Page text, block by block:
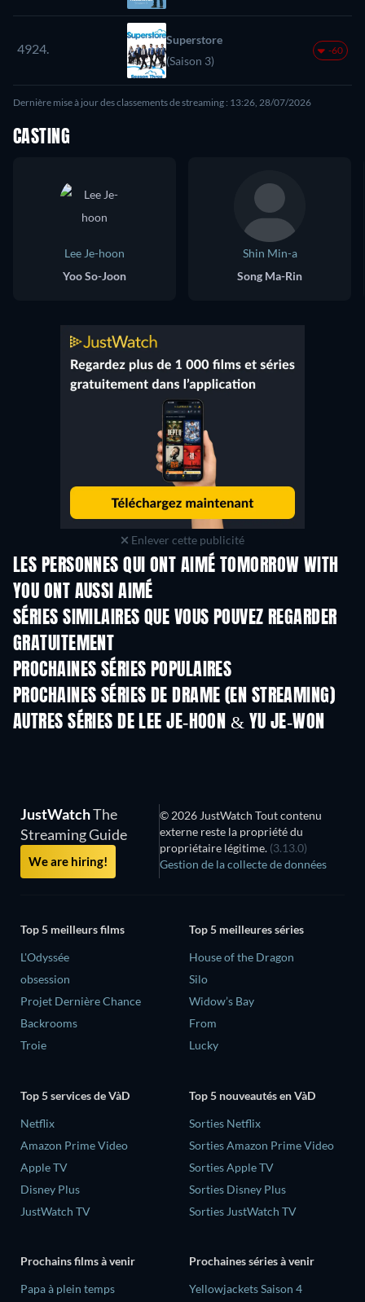
4924.
Superstore
(Saison 3)
-60
Dernière mise à jour des classements de streaming : 13:26, 28/07/2026
CASTING
Lee Je-hoon
Yoo So-Joon
Shin Min-a
Song Ma-Rin
Enlever cette publicité
LES PERSONNES QUI ONT AIMÉ TOMORROW WITH
YOU ONT AUSSI AIMÉ
Série
SÉRIES SIMILAIRES QUE VOUS POUVEZ REGARDER
GRATUITEMENTSérie
PROCHAINES SÉRIES POPULAIRES
Série Série
PROCHAINES SÉRIES DE DRAME (EN STREAMING)
Saison 4 Saison 6
AUTRES SÉRIES DE LEE JE-HOON & YU JE-WON
Série Série
JustWatchThe
Streaming Guide
We are hiring!
© 2026 JustWatch Tout contenu
externe reste la propriété du
propriétaire légitime. (3.13.0)
Gestion de la collecte de données
Top 5 meilleurs films
L'Odyssée
obsession
Projet Dernière Chance
Backrooms
Troie
Top 5 meilleures séries
House of the Dragon
Silo
Widow’s Bay
From
Lucky
Top 5 services de VàD
Netflix
Amazon Prime Video
Apple TV
Disney Plus
JustWatch TV
Top 5 nouveautés en VàD
Sorties Netflix
Sorties Amazon Prime Video
Sorties Apple TV
Sorties Disney Plus
Sorties JustWatch TV
Prochains films à venir
‎Papa à plein temps
Prochaines séries à venir
Yellowjackets Saison 4